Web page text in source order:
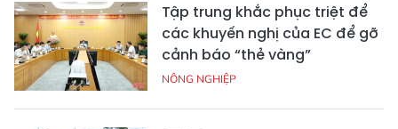
Tập trung khắc phục triệt để
các khuyến nghị của EC để gỡ
cảnh báo “thẻ vàng”
NÔNG NGHIỆP